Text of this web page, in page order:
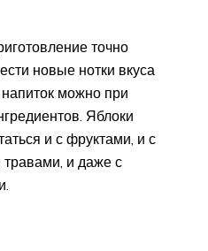
точно
новые нотки вкуса
можно при
Яблоки
и с фруктами, и с
и даже с